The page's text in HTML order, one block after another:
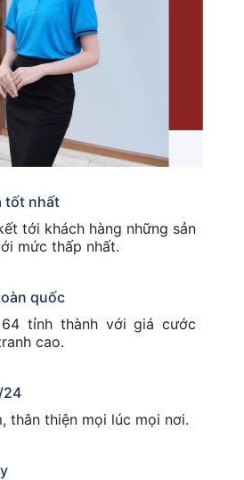
tốt nhất
tới khách hàng những sản
mức thấp nhất.
quốc
tỉnh thành với giá cước
cao.
24
thân thiện mọi lúc mọi nơi.